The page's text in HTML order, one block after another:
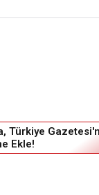
Türkiye
Ekle!